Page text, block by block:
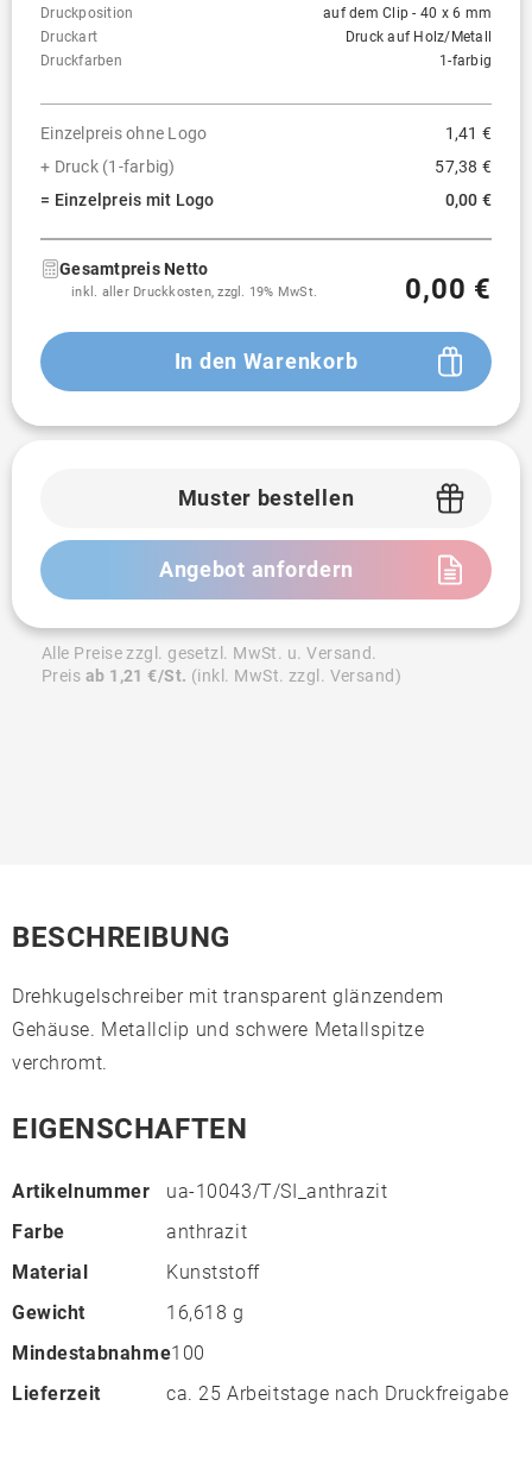
Druckposition
auf dem Clip - 40 x 6 mm
Druckart
Druck auf Holz/Metall
Druckfarben
1-farbig
Einzelpreis ohne Logo
1,41 €
+ Druck (1-farbig)
57,38 €
= Einzelpreis mit Logo
0,00 €
Gesamtpreis Netto
inkl. aller Druckkosten, zzgl. 19% MwSt. 0,00 €
In den Warenkorb
Muster bestellen
Angebot anfordern
Alle Preise zzgl. gesetzl. MwSt. u. Versand.
Preis ab 1,21 €/St. (inkl. MwSt. zzgl. Versand)
BESCHREIBUNG
Drehkugelschreiber mit transparent glänzendem
Gehäuse. Metallclip und schwere Metallspitze
verchromt.
EIGENSCHAFTEN
Artikelnummer
ua-10043/T/SI_anthrazit
Farbe
anthrazit
Material
Kunststoff
Gewicht
16,618 g
Mindestabnahme100
Lieferzeit
ca. 25 Arbeitstage nach Druckfreigabe